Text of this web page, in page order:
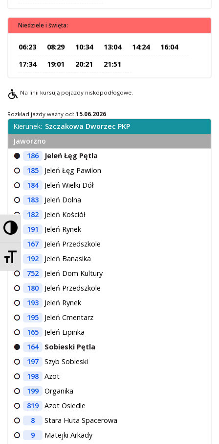
Przełącz wysoki kontrast
Zmień rozmiar czcionek
O Spółce
Ochrona danych osobowych
Niedziele i święta:
06:23 08:29 10:34 13:04 14:24
16:04
17:34
19:01 20:21 21:51
Na linii kursują pojazdy niskopodłogowe.
Rozkład jazdy ważny od: 15.06.2026
Kierunek: Szczakowa Dworzec PKP
Jaworzno
186
Jeleń Łęg Pętla
185
Jeleń Łęg Pawilon
184
Jeleń Wielki Dół
183
Jeleń Dolna
182
Jeleń Kościół
191
Jeleń Rynek
167
Jeleń Przedszkole
192
Jeleń Banasika
752
Jeleń Dom Kultury
180
Jeleń Przedszkole
193
Jeleń Rynek
195
Jeleń Cmentarz
165
Jeleń Lipinka
164
Sobieski Pętla
197
Szyb Sobieski
198
Azot
199
Organika
819
Azot Osiedle
8
Stara Huta Spacerowa
9
Matejki Arkady